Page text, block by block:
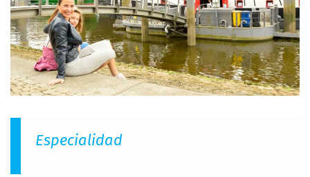
Especialidad